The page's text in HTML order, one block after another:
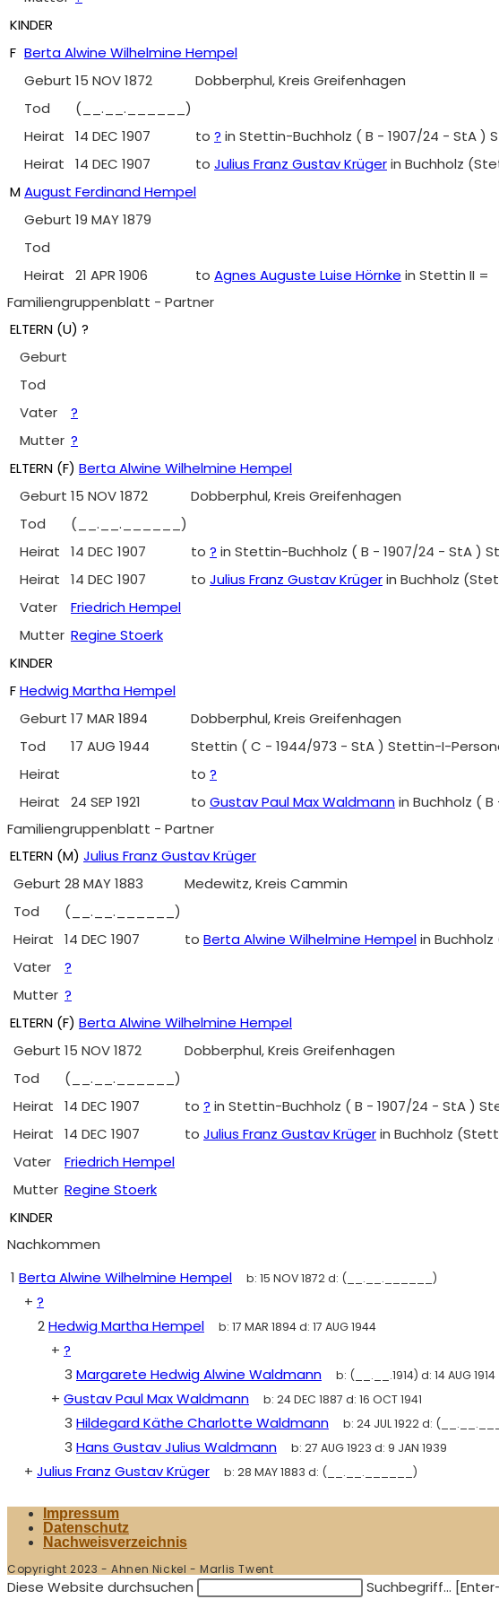
KINDER
F Berta Alwine Wilhelmine Hempel
Geburt 15 NOV 1872
Dobberphul, Kreis Greifenhagen
Tod
(__.__.______)
Heirat
14 DEC 1907 to ? in Stettin-Buchholz ( B - 1907/24 - StA )
Heirat
14 DEC 1907 to Julius Franz Gustav Krügerin Buchholz
MAugust Ferdinand Hempel
Geburt 19 MAY 1879
Tod
Heirat
21 APR 1906 to Agnes Auguste Luise Hörnke in Stettin II =
Familiengruppenblatt - Partner
ELTERN (U) ?
Geburt
Tod
Vater
?
Mutter ?
ELTERN (F) Berta Alwine Wilhelmine Hempel
Geburt 15 NOV 1872
Dobberphul, Kreis Greifenhagen
Tod
(__.__.______)
Heirat
14 DEC 1907 to ? in Stettin-Buchholz ( B - 1907/24 - StA )
Heirat
14 DEC 1907 to Julius Franz Gustav Krügerin Buchholz
Vater
Friedrich Hempel
Mutter Regine Stoerk
KINDER
FHedwig Martha Hempel
Geburt 17 MAR 1894
Dobberphul, Kreis Greifenhagen
Tod
17 AUG 1944
Stettin ( C - 1944/973 - StA ) Stettin-I-
Heirat
to ?
Heirat
24 SEP 1921 to Gustav Paul Max Waldmannin Buchholz (
Familiengruppenblatt - Partner
ELTERN (M) Julius Franz Gustav Krüger
Geburt 28 MAY 1883
Medewitz, Kreis Cammin
Tod
(__.__.______)
Heirat
14 DEC 1907 to Berta Alwine Wilhelmine Hempelin
Vater
?
Mutter ?
ELTERN (F) Berta Alwine Wilhelmine Hempel
Geburt 15 NOV 1872
Dobberphul, Kreis Greifenhagen
Tod
(__.__.______)
Heirat
14 DEC 1907 to ? in Stettin-Buchholz ( B - 1907/24 - StA )
Heirat
14 DEC 1907 to Julius Franz Gustav Krügerin Buchholz
Vater
Friedrich Hempel
Mutter Regine Stoerk
KINDER
Nachkommen
1 Berta Alwine Wilhelmine Hempel b: 15 NOV 1872d: (__.__.______)
+ ?
2Hedwig Martha Hempel b: 17 MAR 1894d: 17 AUG 1944
+ ?
3 Margarete Hedwig Alwine Waldmann b: (__.__.1914) d: 14 AUG 1914
+ Gustav Paul Max Waldmann b: 24 DEC 1887 d: 16 OCT 1941
3 Hildegard Käthe Charlotte Waldmann b: 24 JUL 1922d:
3 Hans Gustav Julius Waldmann b: 27 AUG 1923 d: 9 JAN 1939
+ Julius Franz Gustav Krüger b: 28 MAY 1883 d: (__.__.______)
Impressum
Datenschutz
Nachweisverzeichnis
Copyright 2023 - Ahnen Nickel - Marlis Twent
Diese Website durchsuchen Suchbegriff...